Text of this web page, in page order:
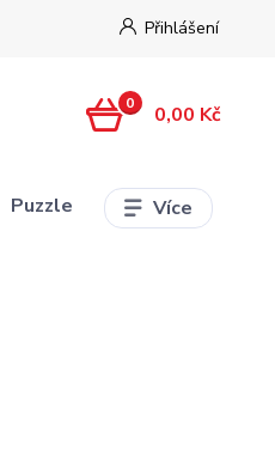
Přihlášení
0 0,00 Kč
Puzzle Více